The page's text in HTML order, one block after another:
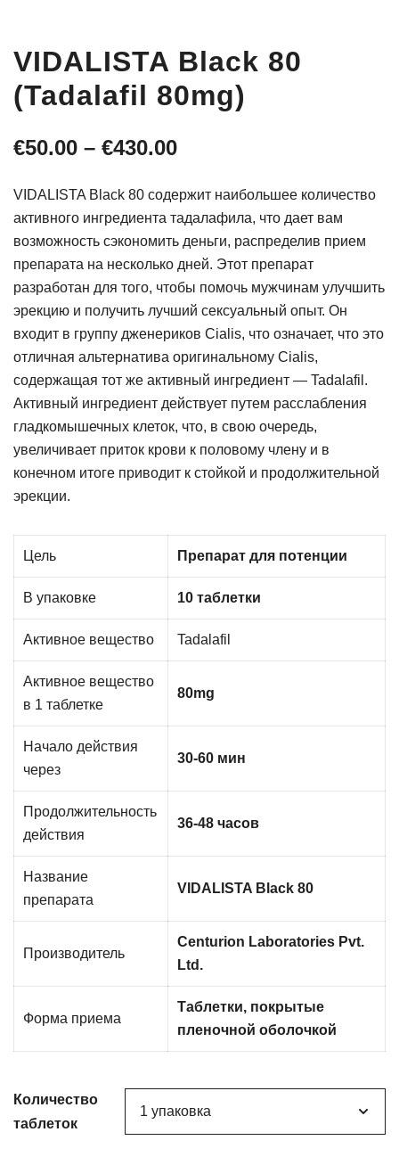
VIDALISTA Black 80
(Tadalafil 80mg)
€50.00 – €430.00Диапазон
€50.00
–
€430.00
VIDALISTA Black 80 содержит наибольшее количество
активного ингредиента тадалафила, что дает вам
возможность сэкономить деньги, распределив прием
препарата на несколько дней. Этот препарат
разработан для того, чтобы помочь мужчинам улучшить
эрекцию и получить лучший сексуальный опыт. Он
входит в группу дженериков Cialis, что означает, что это
отличная альтернатива оригинальному Cialis,
содержащая тот же активный ингредиент — Tadalafil.
Активный ингредиент действует путем расслабления
гладкомышечных клеток, что, в свою очередь,
увеличивает приток крови к половому члену и в
конечном итоге приводит к стойкой и продолжительной
эрекции.
Цель Препарат для потенции
В упаковке 10 таблетки
Активное вещество Tadalafil
Активное вещество
в 1 таблетке
80mg
Начало действия
через
30-60 мин
Продолжительность
действия
36-48 часов
Название
препарата
VIDALISTA Black 80
Производитель
Centurion Laboratories Pvt.
Ltd.
Форма приема
Таблетки, покрытые
пленочной оболочкой
Количество
таблеток